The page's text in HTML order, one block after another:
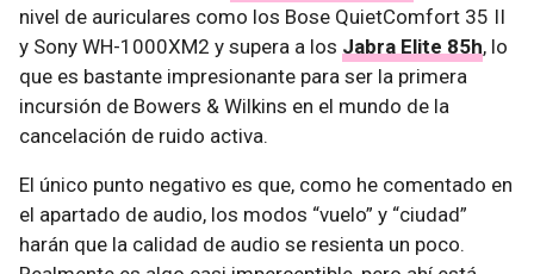
nivel de auriculares como los Bose QuietComfort 35 II
y Sony WH-1000XM2 y supera a los Jabra Elite 85h, lo
que es bastante impresionante para ser la primera
incursión de Bowers & Wilkins en el mundo de la
cancelación de ruido activa.
El único punto negativo es que, como he comentado en
el apartado de audio, los modos “vuelo” y “ciudad”
harán que la calidad de audio se resienta un poco.